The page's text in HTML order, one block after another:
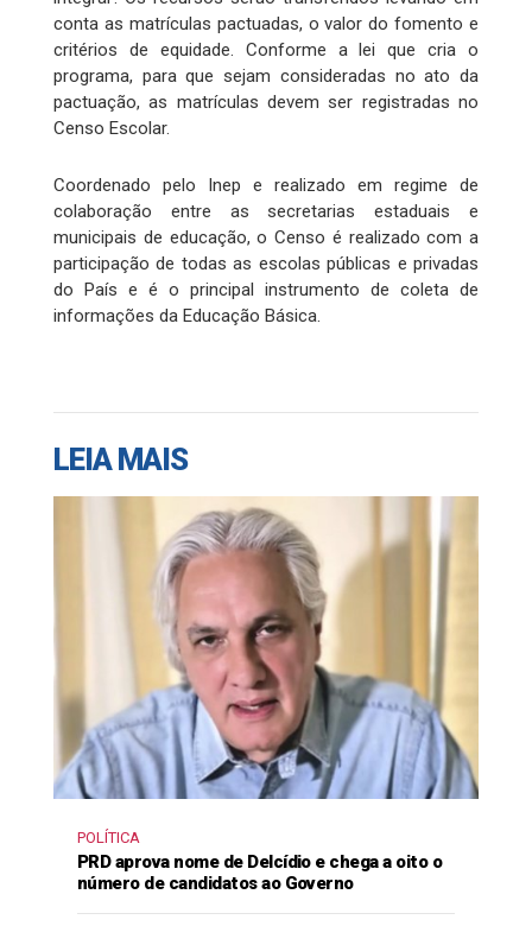
conta as matrículas pactuadas, o valor do fomento e
critérios de equidade. Conforme a lei que cria o
programa, para que sejam consideradas no ato da
pactuação, as matrículas devem ser registradas no
Censo Escolar.
Coordenado pelo Inep e realizado em regime de
colaboração entre as secretarias estaduais e
municipais de educação, o Censo é realizado com a
participação de todas as escolas públicas e privadas
do País e é o principal instrumento de coleta de
informações da Educação Básica.
LEIA MAIS
POLÍTICA
PRD aprova nome de Delcídio e chega a oito o
número de candidatos ao Governo